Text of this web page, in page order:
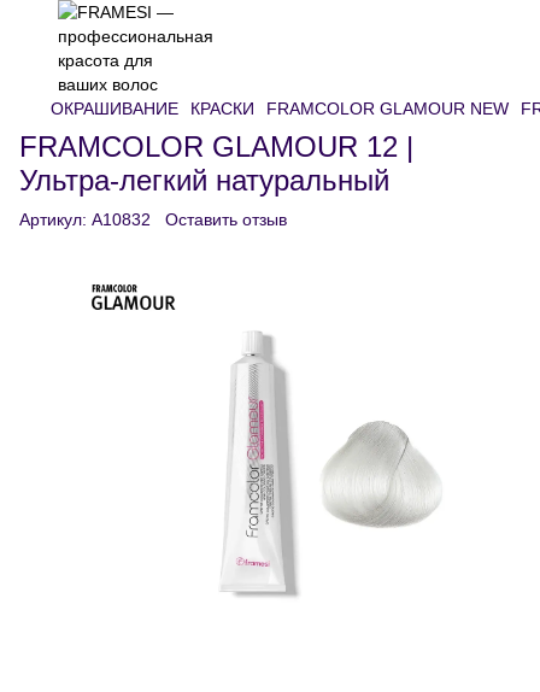
ОКРАШИВАНИЕ КРАСКИ FRAMCOLOR GLAMOUR NEW
FRAMCOLOR GLAMOUR 12 |
Ультра-легкий натуральный
Артикул: A10832 Оставить отзыв